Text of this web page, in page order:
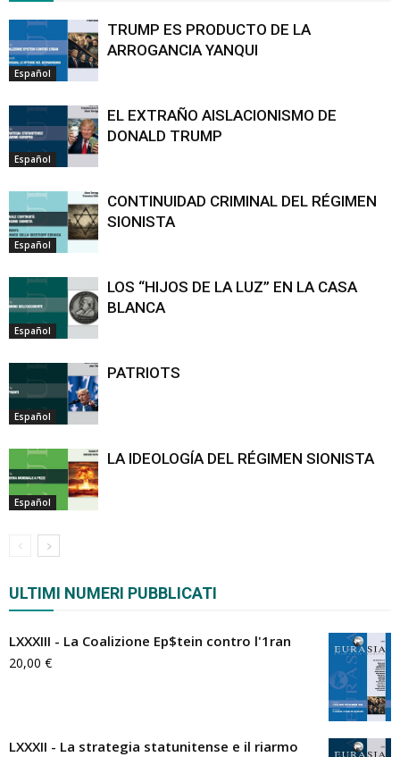
Español
TRUMP ES PRODUCTO DE LA
ARROGANCIA YANQUI
Español
EL EXTRAÑO AISLACIONISMO DE
DONALD TRUMP
Español
CONTINUIDAD CRIMINAL DEL RÉGIMEN
SIONISTA
Español
LOS “HIJOS DE LA LUZ” EN LA CASA
BLANCA
Español
PATRIOTS
Español
LA IDEOLOGÍA DEL RÉGIMEN SIONISTA
ULTIMI NUMERI PUBBLICATI
LXXXIII - La Coalizione Ep$tein contro l'1ran
20,00 €
LXXXII - La strategia statunitense e il riarmo